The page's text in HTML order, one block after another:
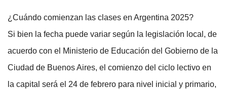
¿Cuándo comienzan las clases en Argentina 2025?
Si bien la fecha puede variar según la legislación local, de
acuerdo con el Ministerio de Educación del Gobierno de la
Ciudad de Buenos Aires, el comienzo del ciclo lectivo en
la capital será el 24 de febrero para nivel inicial y primario,